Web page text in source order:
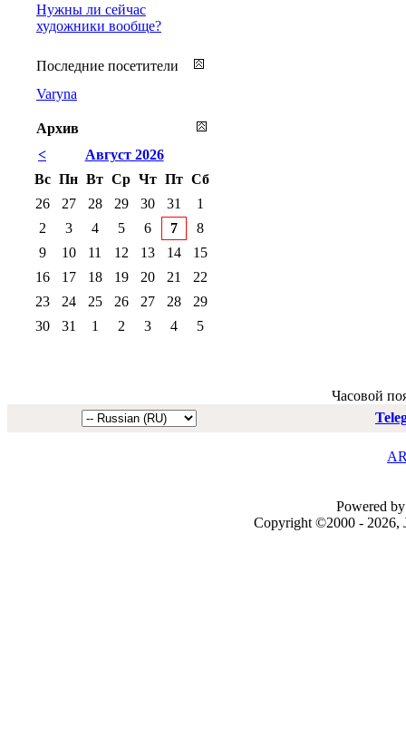
Нужны ли сейчас
художники вообще?
Последние посетители
Varyna
Архив
<
Август 2026
Вс Пн Вт Ср Чт Пт Сб
26
27 28 29 30 31
1
2
3 4 5 6 7
8
9
10 11 12 13 14
15
16
17 18 19 20 21
22
23
24 25 26 27 28
29
30
31 1 2 3 4 5
Часовой
Powered
Copyright ©2000 - 2026,